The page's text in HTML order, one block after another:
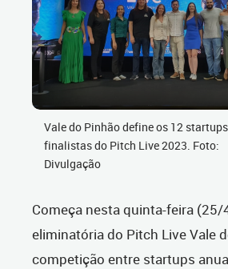
Vale do Pinhão define os 12 startups
finalistas do Pitch Live 2023. Foto:
Divulgação
Começa nesta quinta-feira (25/
eliminatória do Pitch Live Vale
competição entre startups